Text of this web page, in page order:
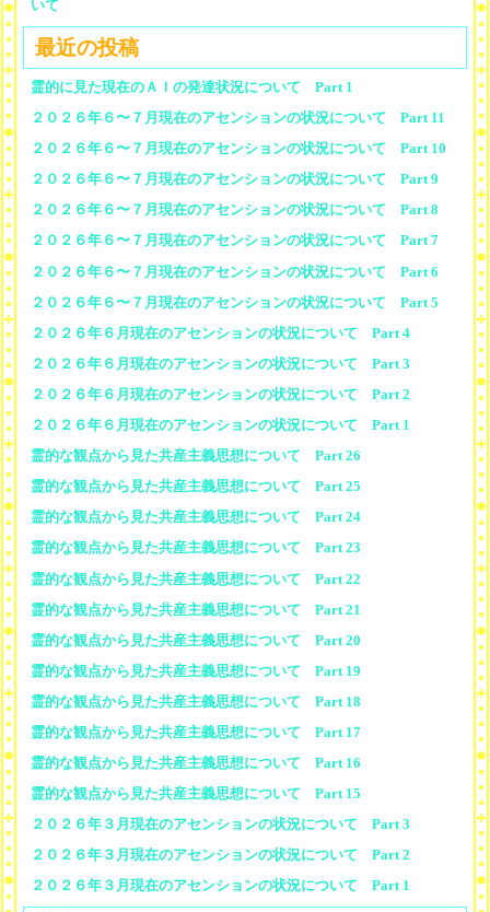
いて
最近の投稿
霊的に見た現在のＡＩの発達状況について Part 1
２０２６年６〜７月現在のアセンションの状況について Part 11
２０２６年６〜７月現在のアセンションの状況について Part 10
２０２６年６〜７月現在のアセンションの状況について Part 9
２０２６年６〜７月現在のアセンションの状況について Part 8
２０２６年６〜７月現在のアセンションの状況について Part 7
２０２６年６〜７月現在のアセンションの状況について Part 6
２０２６年６〜７月現在のアセンションの状況について Part 5
２０２６年６月現在のアセンションの状況について Part 4
２０２６年６月現在のアセンションの状況について Part 3
２０２６年６月現在のアセンションの状況について Part 2
２０２６年６月現在のアセンションの状況について Part 1
霊的な観点から見た共産主義思想について Part 26
霊的な観点から見た共産主義思想について Part 25
霊的な観点から見た共産主義思想について Part 24
霊的な観点から見た共産主義思想について Part 23
霊的な観点から見た共産主義思想について Part 22
霊的な観点から見た共産主義思想について Part 21
霊的な観点から見た共産主義思想について Part 20
霊的な観点から見た共産主義思想について Part 19
霊的な観点から見た共産主義思想について Part 18
霊的な観点から見た共産主義思想について Part 17
霊的な観点から見た共産主義思想について Part 16
霊的な観点から見た共産主義思想について Part 15
２０２６年３月現在のアセンションの状況について Part 3
２０２６年３月現在のアセンションの状況について Part 2
２０２６年３月現在のアセンションの状況について Part 1